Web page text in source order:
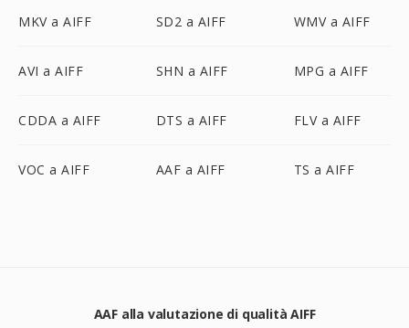
MKV a AIFF SD2 a AIFF WMV a AIFF
AVI a AIFF SHN a AIFF MPG a AIFF
CDDA a AIFF DTS a AIFF FLV a AIFF
VOC a AIFF AAF a AIFF TS a AIFF
AAF alla valutazione di qualità AIFF